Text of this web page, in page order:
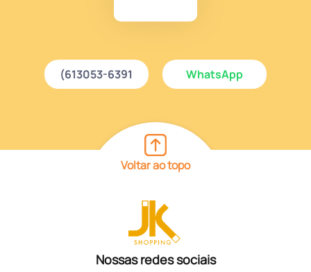
(613053-6391 WhatsApp
Voltar ao topo
Nossas redes sociais